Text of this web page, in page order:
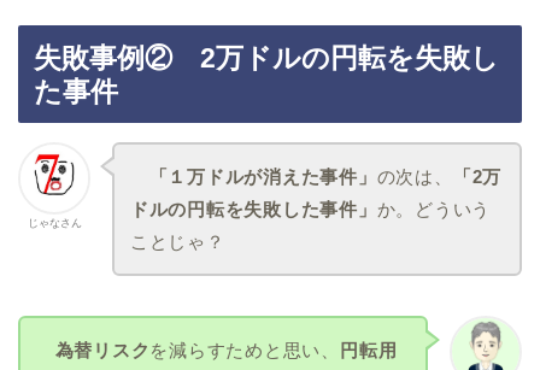
失敗事例② 2万ドルの円転を失敗し
た事件
じゃなさん
「１万ドルが消えた事件」 の次は、 「2万
ドルの円転を失敗した事件」 か。どういう
ことじゃ？
為替リスク を減らすためと思い、
円転用